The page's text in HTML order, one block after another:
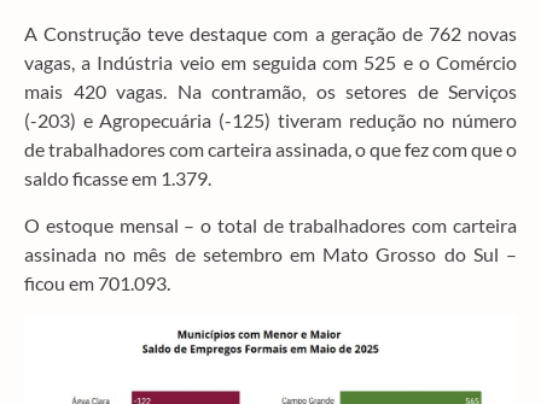
A Construção teve destaque com a geração de 762 novas
vagas, a Indústria veio em seguida com 525 e o Comércio
mais 420 vagas. Na contramão, os setores de Serviços
(-203) e Agropecuária (-125) tiveram redução no número
de trabalhadores com carteira assinada, o que fez com que o
saldo ficasse em 1.379.
O estoque mensal – o total de trabalhadores com carteira
assinada no mês de setembro em Mato Grosso do Sul –
ficou em 701.093.